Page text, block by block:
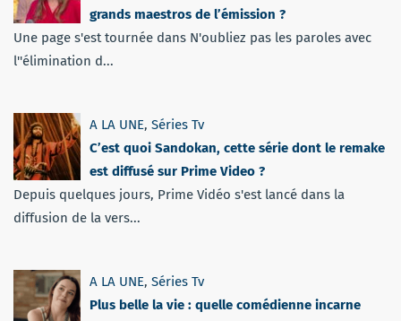
grands maestros de l’émission ?
Une page s'est tournée dans N'oubliez pas les paroles avec
l''élimination d...
A LA UNE, Séries Tv
C’est quoi Sandokan, cette série dont le remake
est diffusé sur Prime Video ?
Depuis quelques jours, Prime Vidéo s'est lancé dans la
diffusion de la vers...
A LA UNE, Séries Tv
Plus belle la vie : quelle comédienne incarne